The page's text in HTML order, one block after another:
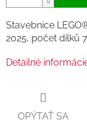
Stavebnice
2025, počet dílků
Detailné
OPÝTAŤ SA